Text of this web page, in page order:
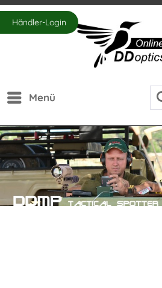
Händler-Login
Menü